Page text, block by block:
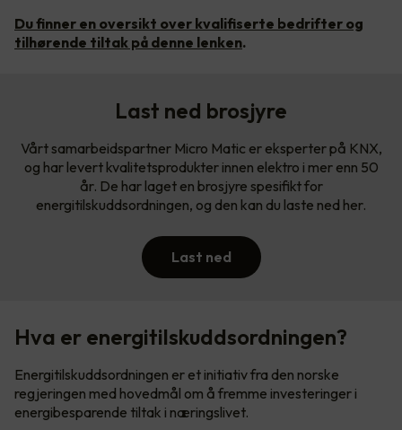
Du finner en oversikt over kvalifiserte bedrifter og
tilhørende tiltak på denne lenken.
Last ned brosjyre
Vårt samarbeidspartner Micro Matic er eksperter på KNX,
og har levert kvalitetsprodukter innen elektro i mer enn 50
år. De har laget en brosjyre spesifikt for
energitilskuddsordningen, og den kan du laste ned her.
Last ned
Hva er energitilskuddsordningen?
Energitilskuddsordningen er et initiativ fra den norske
regjeringen med hovedmål om å fremme investeringer i
energibesparende tiltak i næringslivet.